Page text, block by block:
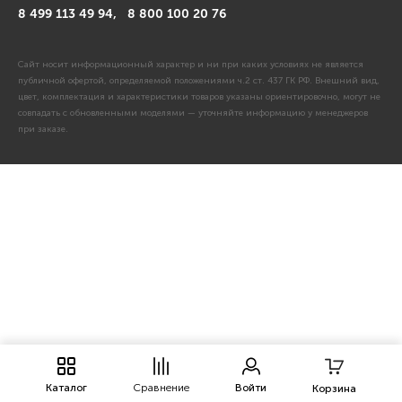
Каталог Сравнение Войти Корзина
8 499 113 49 94, 8 800 100 20 76
Сайт носит информационный характер и ни при каких условиях не является
публичной офертой, определяемой положениями ч.2 ст. 437 ГК РФ. Внешний вид,
цвет, комплектация и характеристики товаров указаны ориентировочно, могут не
совпадать с обновленными моделями — уточняйте информацию у менеджеров
при заказе.